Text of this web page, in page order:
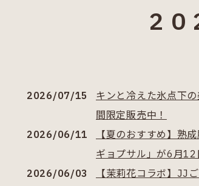
2026/07/15
キンと冷えた氷点下
間限定販売中！
2026/06/11
【夏のおすすめ】熟
ギョプサル」が6月12
2026/06/03
【茉莉花コラボ】JJ